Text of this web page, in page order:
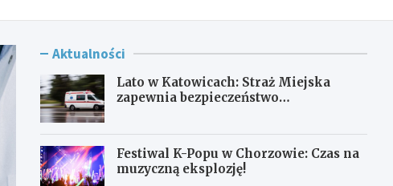
Aktualności
Lato w Katowicach: Straż Miejska
zapewnia bezpieczeństwo
Festiwal K-Popu w Chorzowie: Czas na
muzyczną eksplozję!